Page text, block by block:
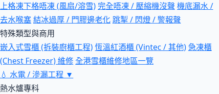
上格凍下格唔凍 (風扇/溶雪)完全唔凍 / 壓縮機沒聲 機底漏水 /
去水喉塞結冰過厚 / 門膠邊老化跳掣 / 閃燈 / 警報聲
特殊類型與商用
嵌入式雪櫃 (拆裝廚櫃工程)恆溫紅酒櫃 (Vintec / 其他)急凍櫃
(Chest Freezer) 維修全港雪櫃維修地區一覽
💧 水電 / 滲漏工程 ▼
熱水爐專科